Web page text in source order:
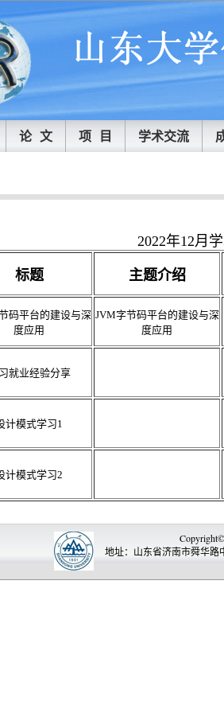
论 文 项 目 学术交流
2022年12月
标题 主题介绍
码平台的建设与深
度应用
JVM字节码平台的建设与深
度应用
就业经验分享
计模式学习1
计模式学习2
地址：山东省济南市舜华路